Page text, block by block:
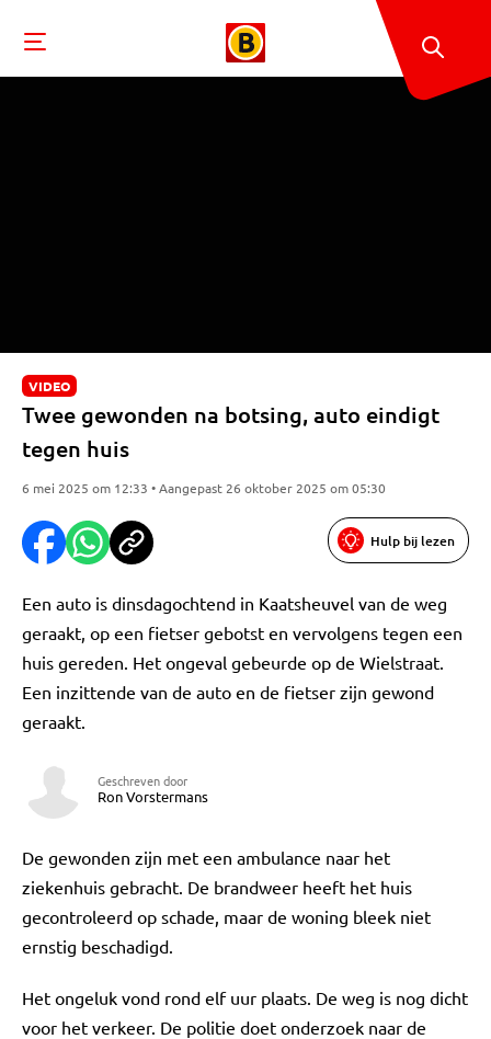
VIDEO
Twee gewonden na botsing, auto eindigt
tegen huis
6 mei 2025 om 12:33 • Aangepast 26 oktober 2025 om 05:30
Hulp bij lezen
Een auto is dinsdagochtend in Kaatsheuvel van de weg
geraakt, op een fietser gebotst en vervolgens tegen een
huis gereden. Het ongeval gebeurde op de Wielstraat.
Een inzittende van de auto en de fietser zijn gewond
geraakt.
Geschreven door
Ron Vorstermans
De gewonden zijn met een ambulance naar het
ziekenhuis gebracht. De brandweer heeft het huis
gecontroleerd op schade, maar de woning bleek niet
ernstig beschadigd.
Het ongeluk vond rond elf uur plaats. De weg is nog dicht
voor het verkeer. De politie doet onderzoek naar de